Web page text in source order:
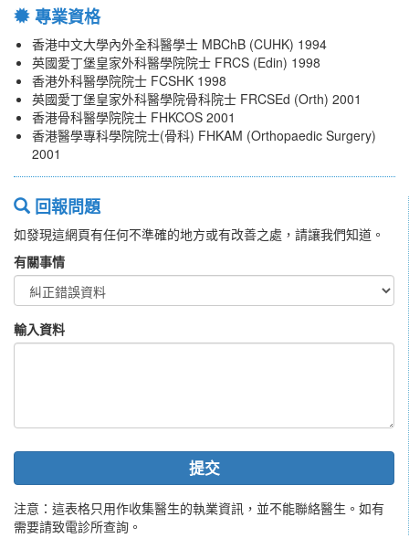
專業資格
香港中文大學內外全科醫學士 MBChB (CUHK) 1994
英國愛丁堡皇家外科醫學院院士 FRCS (Edin) 1998
香港外科醫學院院士 FCSHK 1998
英國愛丁堡皇家外科醫學院骨科院士 FRCSEd (Orth) 2001
香港骨科醫學院院士 FHKCOS 2001
香港醫學專科學院院士(骨科) FHKAM (Orthopaedic Surgery)
2001
回報問題
如發現這網頁有任何不準確的地方或有改善之處，請讓我們知道。
有關事情
輸入資料
提交
注意：這表格只用作收集醫生的執業資訊，並不能聯絡醫生。如有
需要請致電診所查詢。